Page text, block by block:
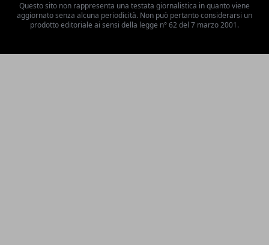
Questo sito non rappresenta una testata giornalistica in quanto viene
aggiornato senza alcuna periodicità. Non può pertanto considerarsi un
prodotto editoriale ai sensi della legge n° 62 del 7 marzo 2001.